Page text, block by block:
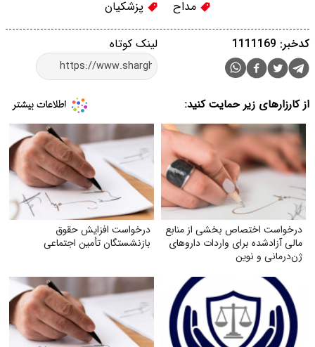
مداح پزشکیان
لینک کوتاه کدخبر: 1111169
از کارزارهای زیر حمایت کنید:
درخواست اختصاص بخشی از منابع
مالی آزادشده برای واردات داروهای
ژن‌درمانی و نوین
درخواست افزایش حقوق
بازنشستگان تأمین اجتماعی